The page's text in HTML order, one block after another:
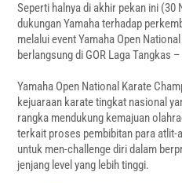
Seperti halnya di akhir pekan ini
dukungan Yamaha terhadap
melalui event Yamaha Open
berlangsung di GOR Laga Tangkas
Yamaha Open National Karate
kejuaraan karate tingkat nasional
rangka mendukung kemajuan
terkait proses pembibitan para
untuk men-challenge diri dalam
jenjang level yang lebih tinggi.